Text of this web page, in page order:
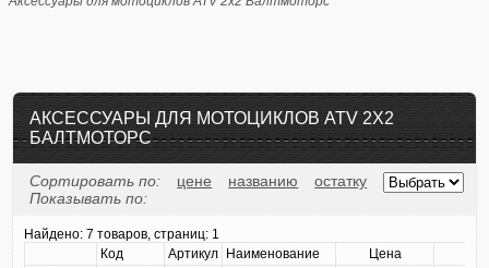
АКСЕССУАРЫ ДЛЯ МОТОЦИКЛОВ ATV 2Х2
БАЛТМОТОРС
Сортировать по: цене названию
остатку
Показывать по:
Найдено: 7 товаров, страниц: 1
Код
Артикул Наименование Цена